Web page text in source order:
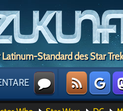
Standard des Star